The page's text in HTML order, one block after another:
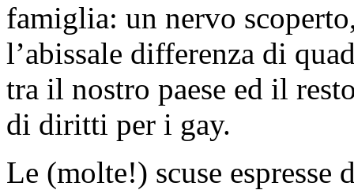
famiglia: un nervo
l’abissale differenza di
tra il nostro paese ed il
di diritti per i gay.
Le (molte!) scuse espresse